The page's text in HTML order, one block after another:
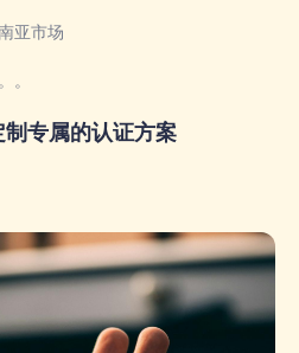
专属的认证方案
。
亚市场